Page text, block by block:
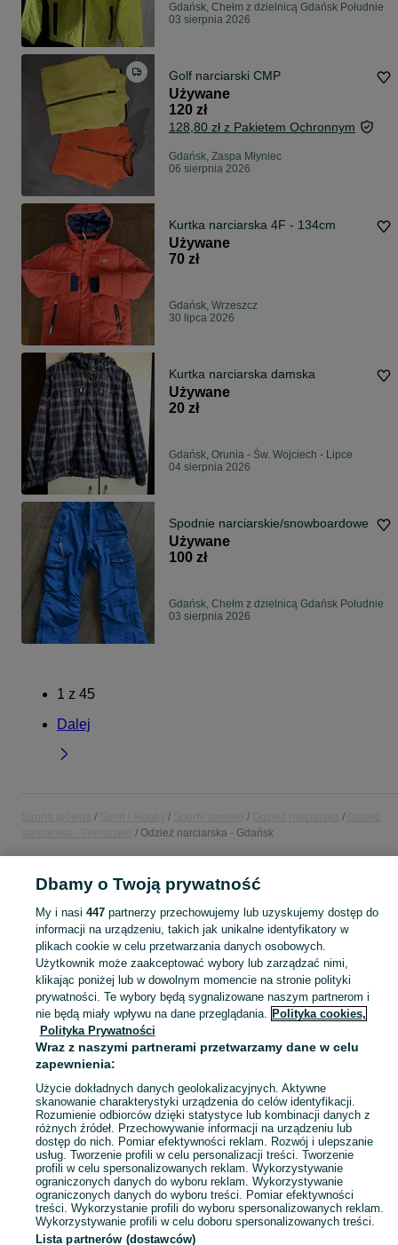
Gdańsk, Chełm z dzielnicą Gdańsk Południe
03 sierpnia 2026
Golf narciarski CMP
Używane
120 zł
128,80 zł z Pakietem Ochronnym
Gdańsk, Zaspa Młyniec
06 sierpnia 2026
Kurtka narciarska 4F - 134cm
Używane
70 zł
Gdańsk, Wrzeszcz
30 lipca 2026
Kurtka narciarska damska
Używane
20 zł
Gdańsk, Orunia - Św. Wojciech - Lipce
04 sierpnia 2026
Spodnie narciarskie/snowboardowe
Używane
100 zł
Gdańsk, Chełm z dzielnicą Gdańsk Południe
03 sierpnia 2026
1 z 45
Dalej
Odzież narciarska - Gdańsk
POLSKA » POMORSKIE » GDAŃSK
KATEGORIA
Zobacz
Mapa kategorii
Mapa miejscowości
Mapa ministron
Popularne wyszukiwania
Dbamy o Twoją prywatność
My i nasi 447partnerzy przechowujemy lub uzyskujemy dostęp do
informacji na urządzeniu, takich jak unikalne identyfikatory w
plikach cookie w celu przetwarzania danych osobowych.
Użytkownik może zaakceptować wybory lub zarządzać nimi,
klikając poniżej lub w dowolnym momencie na stronie polityki
prywatności. Te wybory będą sygnalizowane naszym partnerom i
nie będą miały wpływu na dane przeglądania. Polityka cookies,
Polityka Prywatności
Wraz z naszymi partnerami przetwarzamy dane w celu
zapewnienia:
Użycie dokładnych danych geolokalizacyjnych. Aktywne
skanowanie charakterystyki urządzenia do celów identyfikacji.
Rozumienie odbiorców dzięki statystyce lub kombinacji danych z
różnych źródeł. Przechowywanie informacji na urządzeniu lub
dostęp do nich. Pomiar efektywności reklam. Rozwój i ulepszanie
usług. Tworzenie profili w celu personalizacji treści. Tworzenie
profili w celu spersonalizowanych reklam. Wykorzystywanie
ograniczonych danych do wyboru reklam. Wykorzystywanie
ograniczonych danych do wyboru treści. Pomiar efektywności
treści. Wykorzystanie profili do wyboru spersonalizowanych reklam.
Wykorzystywanie profili w celu doboru spersonalizowanych treści.
Lista partnerów (dostawców)